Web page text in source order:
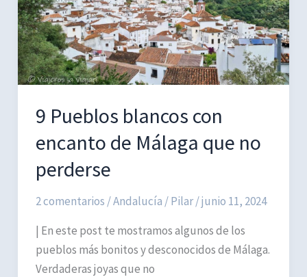
y
precios
9 Pueblos blancos con
encanto de Málaga que no
perderse
2 comentarios /Andalucía /Pilar/junio 11, 2024
| En este post te mostramos algunos de los
pueblos más bonitos y desconocidos de Málaga.
Verdaderas joyas que no